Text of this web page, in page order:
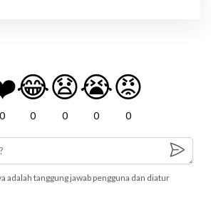
0
😂
0
😧
0
😭
0
😡
0
adalah tanggung jawab pengguna dan diatur